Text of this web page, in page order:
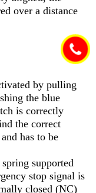
over a distance
by pulling
the blue
is correctly
the correct
has to be
supported
stop signal is
closed (NC)